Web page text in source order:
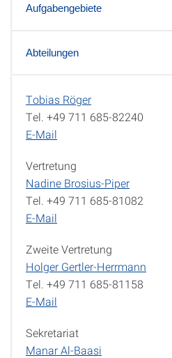
Aufgabengebiete
Abteilungen
Leitung
Tobias Röger
Tel. +49 711 685-82240
E-Mail
Vertretung
Nadine Brosius-Piper
Tel. +49 711 685-81082
E-Mail
Zweite Vertretung
Holger Gertler-Herrmann
Tel. +49 711 685-81158
E-Mail
Sekretariat
Manar Al-Baasi